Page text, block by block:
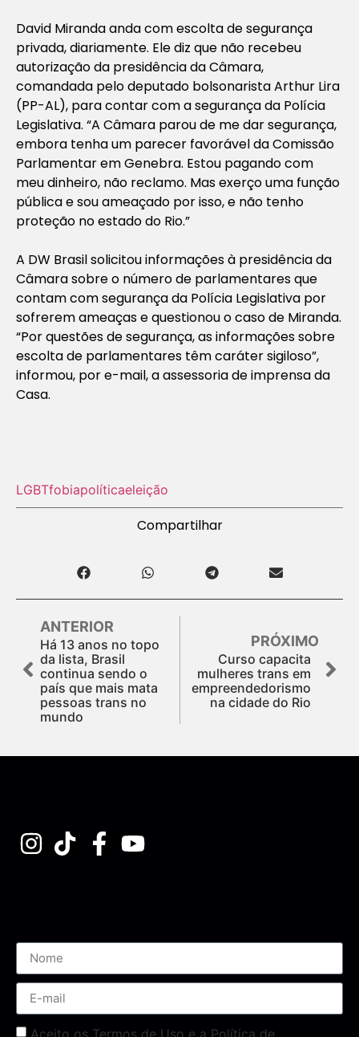
David Miranda anda com escolta de segurança
privada, diariamente. Ele diz que não recebeu
autorização da presidência da Câmara,
comandada pelo deputado bolsonarista Arthur Lira
(PP-AL), para contar com a segurança da Polícia
Legislativa. “A Câmara parou de me dar segurança,
embora tenha um parecer favorável da Comissão
Parlamentar em Genebra. Estou pagando com
meu dinheiro, não reclamo. Mas exerço uma função
pública e sou ameaçado por isso, e não tenho
proteção no estado do Rio.”
A DW Brasil solicitou informações à presidência da
Câmara sobre o número de parlamentares que
contam com segurança da Polícia Legislativa por
sofrerem ameaças e questionou o caso de Miranda.
“Por questões de segurança, as informações sobre
escolta de parlamentares têm caráter sigiloso”,
informou, por e-mail, a assessoria de imprensa da
Casa.
LGBTfobiapolíticaeleição
Compartilhar
ANTERIOR
Há 13 anos no topo
da lista, Brasil
continua sendo o
país que mais mata
pessoas trans no
mundo
PRÓXIMO
Curso capacita
mulheres trans em
empreendedorismo
na cidade do Rio
Aceito os Termos de Uso e a Política de